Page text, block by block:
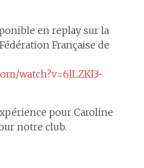
en replay sur la
Française de
watch?v=6lLZKI3-
pour Caroline
notre club.